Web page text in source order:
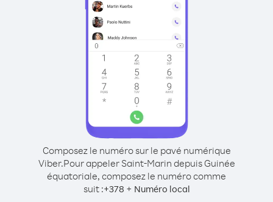
Composez le numéro sur le pavé numérique
Viber.Pour appeler Saint-Marin depuis Guinée
équatoriale, composez le numéro comme
suit :+378 + Numéro local